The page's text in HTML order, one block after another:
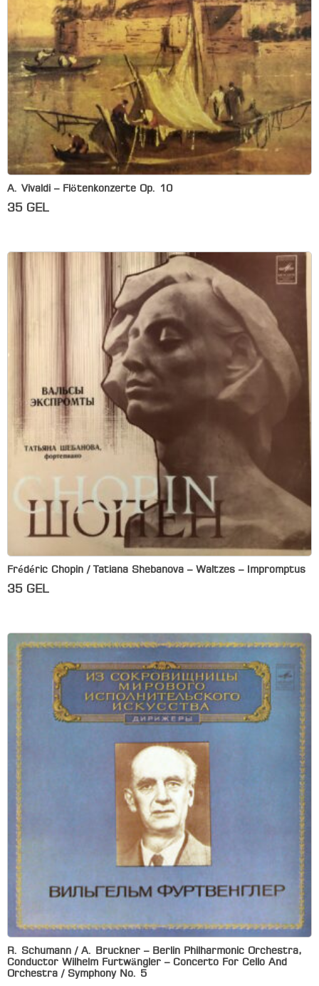
A. Vivaldi – Flötenkonzerte Op. 10
35 GEL
Frédéric Chopin / Tatiana Shebanova – Waltzes – Impromptus
35 GEL
R. Schumann / A. Bruckner – Berlin Philharmonic Orchestra,
Conductor Wilhelm Furtwängler – Concerto For Cello And
Orchestra / Symphony No. 5